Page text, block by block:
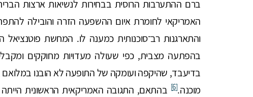
האמריקאי לחומרת איום ההשפעה הזרה והובילה
בהפתעה מצבית, כפי שעולה מעדויות מחוקקים
בדיעבד, שהיקפה ועומקה של התופעה לא הובנו
מוכנה.[6]
בהתאם, התגובה האמריקאית הראשונית